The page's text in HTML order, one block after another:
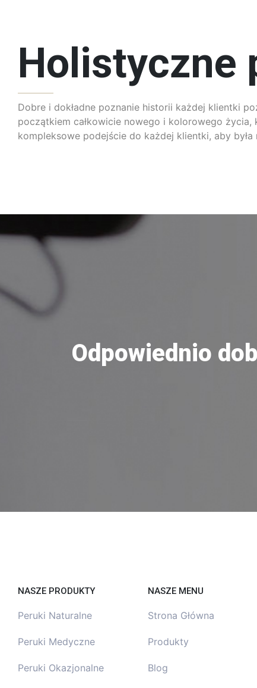
Holistyczne
Dobre i dokładne poznanie historii każdej klientki
początkiem całkowicie nowego i kolorowego
kompleksowe podejście do każdej klientki, aby
Odpowiednio
NASZE PRODUKTY
Peruki Naturalne
Peruki Medyczne
Peruki Okazjonalne
NASZE MENU
Strona Główna
Produkty
Blog